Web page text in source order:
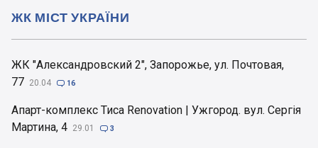
ЖК "Александровский 2", Запорожье, ул. Почтовая,
77 20.04  16
Апарт-комплекс Тиса Renovation | Ужгород. вул. Сергія
Мартина, 4 29.01  3
ЖК МІСТ УКРАЇНИ